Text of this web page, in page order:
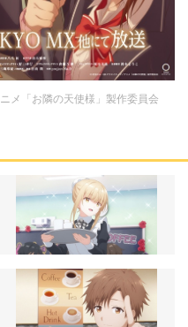
メ「お隣の天使様」製作委員会